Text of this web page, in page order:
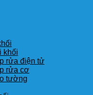
khối
rửa điện tử
rửa cơ
tường